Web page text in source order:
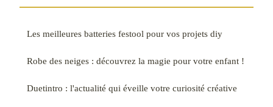
Les meilleures batteries festool pour vos projets diy
Robe des neiges : découvrez la magie pour votre enfant !
Duetintro : l'actualité qui éveille votre curiosité créative